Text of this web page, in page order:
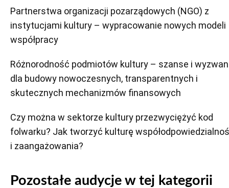
Partnerstwa organizacji pozarządowych (NGO) z
instytucjami kultury – wypracowanie nowych modeli
współpracy
Różnorodność podmiotów kultury – szanse i
dla budowy nowoczesnych, transparentnych i
skutecznych mechanizmów finansowych
Czy można w sektorze kultury przezwyciężyć kod
folwarku? Jak tworzyć kulturę
i zaangażowania?
Pozostałe audycje w tej kategorii